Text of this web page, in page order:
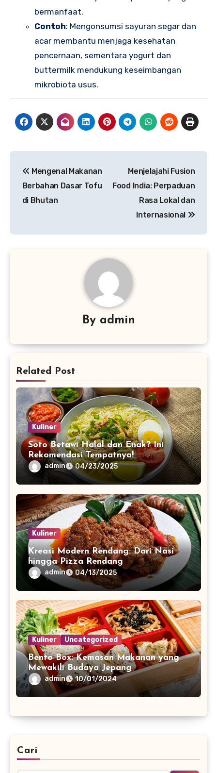
bermanfaat.
Contoh: Mengonsumsi sayuran segar dan
acar membantu menjaga kesehatan
pencernaan, sementara yogurt dan
buttermilk mendukung keseimbangan
mikrobiota usus.
pos
Mengenal Makanan
Berbahan Dasar Tofu
di Bhutan
Menjelajahi Fusion
Food India: Perpaduan
Rasa Lokal dan
Internasional
By admin
Related Post
Kuliner
Soto Betawi Halal dan Enak? Ini
Rekomendasi Tempatnya!
admin 04/23/2025
Kuliner
Kreasi Modern Rendang: Dari Nasi
hingga Pizza Rendang
admin 04/13/2025
Kuliner Uncategorized
Bento Box: Kemasan Makanan yang
Mewakili Budaya Jepang
admin 10/01/2024
Cari